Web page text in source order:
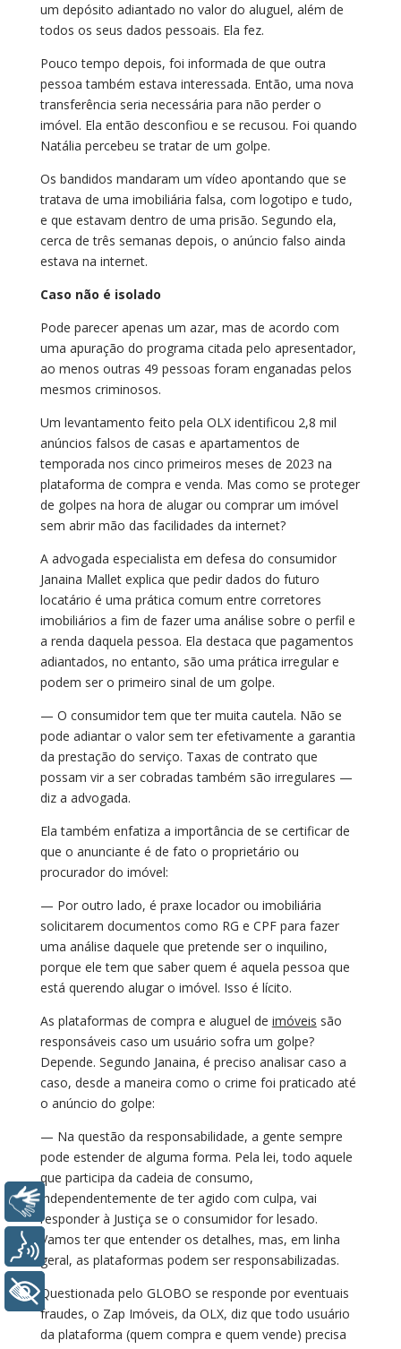
um depósito adiantado no valor do aluguel, além de
todos os seus dados pessoais. Ela fez.
Pouco tempo depois, foi informada de que outra
pessoa também estava interessada. Então, uma nova
transferência seria necessária para não perder o
imóvel. Ela então desconfiou e se recusou. Foi quando
Natália percebeu se tratar de um golpe.
Os bandidos mandaram um vídeo apontando que se
tratava de uma imobiliária falsa, com logotipo e tudo,
e que estavam dentro de uma prisão. Segundo ela,
cerca de três semanas depois, o anúncio falso ainda
estava na internet.
Caso não é isolado
Pode parecer apenas um azar, mas de acordo com
uma apuração do programa citada pelo apresentador,
ao menos outras 49 pessoas foram enganadas pelos
mesmos criminosos.
Um levantamento feito pela OLX identificou 2,8 mil
anúncios falsos de casas e apartamentos de
temporada nos cinco primeiros meses de 2023 na
plataforma de compra e venda. Mas como se proteger
de golpes na hora de alugar ou comprar um imóvel
sem abrir mão das facilidades da internet?
A advogada especialista em defesa do consumidor
Janaina Mallet explica que pedir dados do futuro
locatário é uma prática comum entre corretores
imobiliários a fim de fazer uma análise sobre o perfil e
a renda daquela pessoa. Ela destaca que pagamentos
adiantados, no entanto, são uma prática irregular e
podem ser o primeiro sinal de um golpe.
— O consumidor tem que ter muita cautela. Não se
pode adiantar o valor sem ter efetivamente a garantia
da prestação do serviço. Taxas de contrato que
possam vir a ser cobradas também são irregulares —
diz a advogada.
Ela também enfatiza a importância de se certificar de
que o anunciante é de fato o proprietário ou
procurador do imóvel:
— Por outro lado, é praxe locador ou imobiliária
solicitarem documentos como RG e CPF para fazer
uma análise daquele que pretende ser o inquilino,
porque ele tem que saber quem é aquela pessoa que
está querendo alugar o imóvel. Isso é lícito.
As plataformas de compra e aluguel de imóveis são
responsáveis caso um usuário sofra um golpe?
Depende. Segundo Janaina, é preciso analisar caso a
caso, desde a maneira como o crime foi praticado até
o anúncio do golpe:
— Na questão da responsabilidade, a gente sempre
pode estender de alguma forma. Pela lei, todo aquele
que participa da cadeia de consumo,
independentemente de ter agido com culpa, vai
responder à Justiça se o consumidor for lesado.
Vamos ter que entender os detalhes, mas, em linha
geral, as plataformas podem ser responsabilizadas.
Questionada pelo GLOBO se responde por eventuais
fraudes, o Zap Imóveis, da OLX, diz que todo usuário
da plataforma (quem compra e quem vende) precisa
Libras
Voz
+ Acessibilidade